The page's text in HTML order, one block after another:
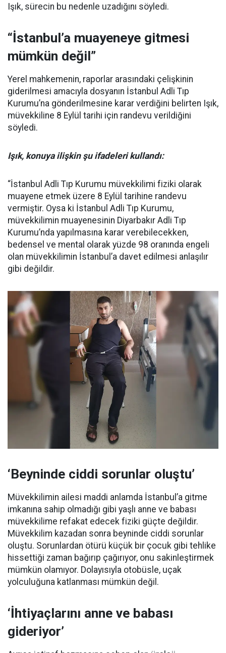
Işık, sürecin bu nedenle uzadığını söyledi.
“İstanbul’a muayeneye gitmesi
mümkün değil”
Yerel mahkemenin, raporlar arasındaki çelişkinin
giderilmesi amacıyla dosyanın İstanbul Adli Tıp
Kurumu’na gönderilmesine karar verdiğini belirten Işık,
müvekkiline 8 Eylül tarihi için randevu verildiğini
söyledi.
Işık, konuya ilişkin şu ifadeleri kullandı:
“İstanbul Adli Tıp Kurumu müvekkilimi fiziki olarak
muayene etmek üzere 8 Eylül tarihine randevu
vermiştir. Oysa ki İstanbul Adli Tıp Kurumu,
müvekkilimin muayenesinin Diyarbakır Adli Tıp
Kurumu’nda yapılmasına karar verebilecekken,
bedensel ve mental olarak yüzde 98 oranında engeli
olan müvekkilimin İstanbul’a davet edilmesi anlaşılır
gibi değildir.
‘Beyninde ciddi sorunlar oluştu’
Müvekkilimin ailesi maddi anlamda İstanbul’a gitme
imkanına sahip olmadığı gibi yaşlı anne ve babası
müvekkilime refakat edecek fiziki güçte değildir.
Müvekkilim kazadan sonra beyninde ciddi sorunlar
oluştu. Sorunlardan ötürü küçük bir çocuk gibi tehlike
hissettiği zaman bağırıp çağırıyor, onu sakinleştirmek
mümkün olamıyor. Dolayısıyla otobüsle, uçak
yolculuğuna katlanması mümkün değil.
‘İhtiyaçlarını anne ve babası
gideriyor’